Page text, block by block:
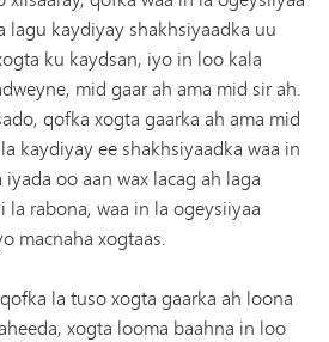
lagu kaydiyay shakhsiyaadka uu
ku kaydsan, iyo in loo kala
mid gaar ah ama mid sir ah.
qofka xogta gaarka ah ama mid
kaydiyay ee shakhsiyaadka waa in
oo aan wax lacag ah laga
la rabona, waa in la ogeysiiyaa
macnaha xogtaas.
la tuso xogta gaarka ah loona
xogta looma baahna in loo